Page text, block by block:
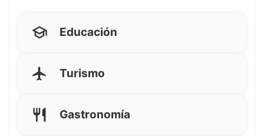
Educación
Turismo
Gastronomía